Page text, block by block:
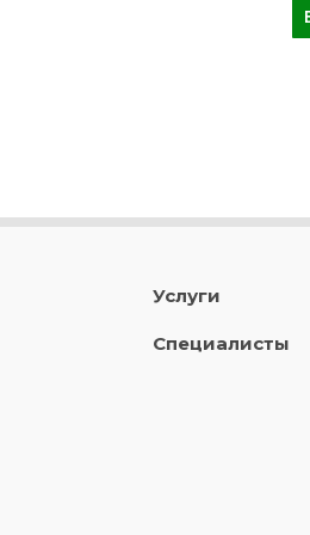
Услуги
Специалисты